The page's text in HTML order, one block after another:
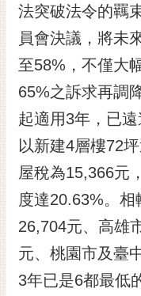
螢
光
花
桐
花
祭
網
站
導
閱
法突破法令的羈
員會決議，將未
至58%，不僅大
65%之訴求再調
起適用3年，已遠
以新建4層樓72
屋稅為15,366元
度達20.63%。
26,704元、高雄
元、桃園市及臺
3年已是6都最低